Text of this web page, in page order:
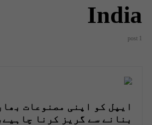
India
1 post
ایپل کو اپنی مصنوعات
بنانے سے گریز کرنا